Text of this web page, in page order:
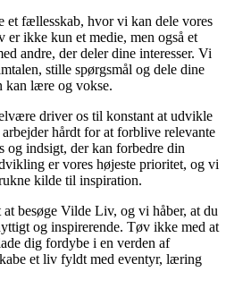
et fællesskab, hvor vi kan dele vores
er ikke kun et medie, men også et
andre, der deler dine interesser. Vi
stille spørgsmål og dele dine
kan lære og vokse.
driver os til konstant at udvikle
hårdt for at forblive relevante
og indsigt, der kan forbedre din
er vores højeste prioritet, og vi
kilde til inspiration.
besøge Vilde Liv, og vi håber, at du
og inspirerende. Tøv ikke med at
dig fordybe i en verden af
et liv fyldt med eventyr, læring